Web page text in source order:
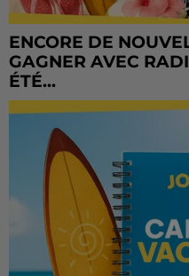
ENCORE DE
GAGNER AVEC
ÉTÉ...